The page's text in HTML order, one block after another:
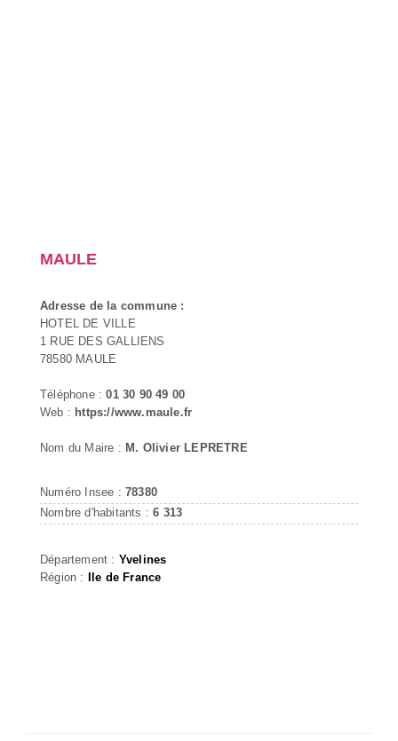
MAULE
Adresse de la commune :
HOTEL DE VILLE
1 RUE DES GALLIENS
78580 MAULE
Téléphone :01 30 90 49 00
Web : https://www.maule.fr
Nom du Maire : M. Olivier LEPRETRE
Numéro Insee : 78380
Nombre d'habitants :6 313
Département : Yvelines
Région : Ile de France